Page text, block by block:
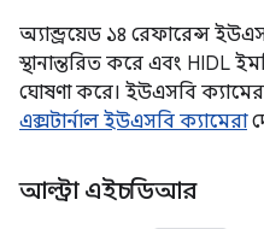
অ্যান্ড্রয়েড ১৪ রেফারেন্স
স্থানান্তরিত করে এবং HIDL
ঘোষণা করে। ইউএসবি
এক্সটার্নাল ইউএসবি ক্যামেরা
আল্ট্রা এইচডিআর